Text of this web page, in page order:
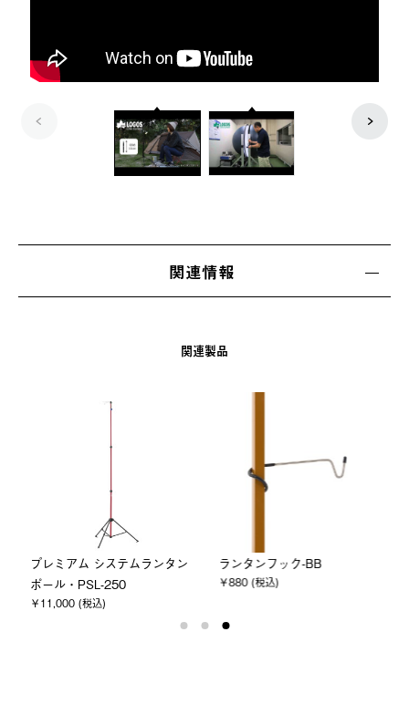
関連情報
関連製品
プレミアム システムランタン
ポール・PSL-250
￥11,000 (税込)
ランタンフック-BB
￥880 (税込)